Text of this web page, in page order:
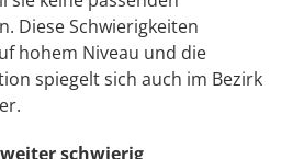
Diese Schwierigkeiten
hohem Niveau und die
spiegelt sich auch im Bezirk
schwierig